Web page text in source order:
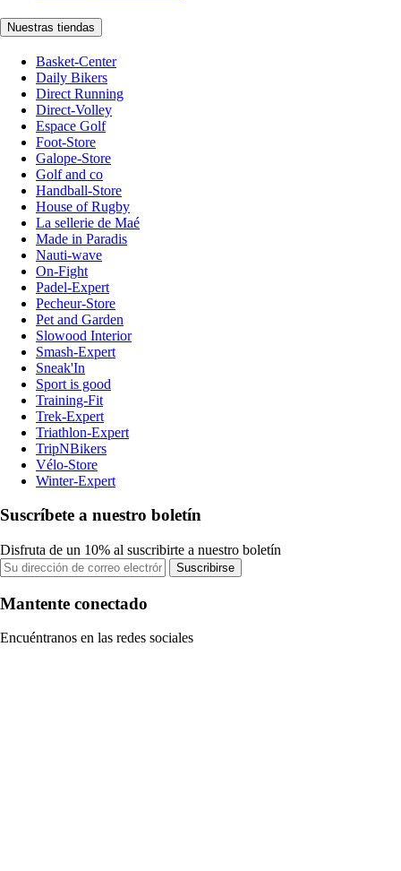
Nuestras tiendas
Basket-Center
Daily Bikers
Direct Running
Direct-Volley
Espace Golf
Foot-Store
Galope-Store
Golf and co
Handball-Store
House of Rugby
La sellerie de Maé
Made in Paradis
Nauti-wave
On-Fight
Padel-Expert
Pecheur-Store
Pet and Garden
Slowood Interior
Smash-Expert
Sneak'In
Sport is good
Training-Fit
Trek-Expert
Triathlon-Expert
TripNBikers
Vélo-Store
Winter-Expert
Suscríbete a nuestro boletín
Disfruta de un 10% al suscribirte a nuestro boletín
Suscribirse
Mantente conectado
Encuéntranos en las redes sociales